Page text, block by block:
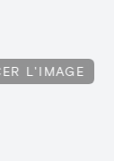
L'IMAGE